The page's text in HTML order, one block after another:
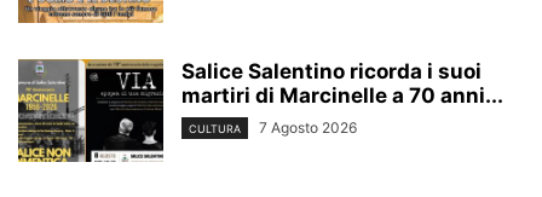
Salice Salentino ricorda i suoi
martiri di Marcinelle a 70 anni...
CULTURA 7 Agosto 2026